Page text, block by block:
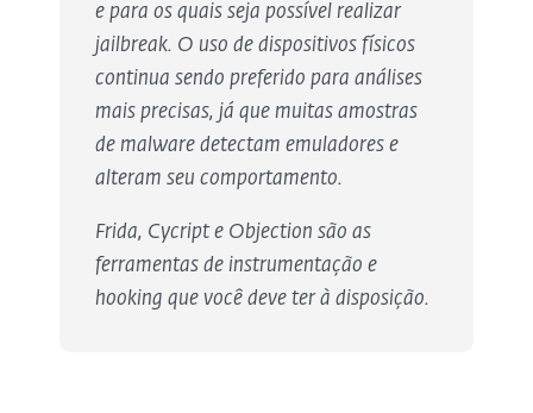
e para os quais seja possível realizar
jailbreak. O uso de dispositivos físicos
continua sendo preferido para análises
mais precisas, já que muitas amostras
de malware detectam emuladores e
alteram seu comportamento.
Frida, Cycript e Objection são as
ferramentas de instrumentação e
hooking que você deve ter à disposição.